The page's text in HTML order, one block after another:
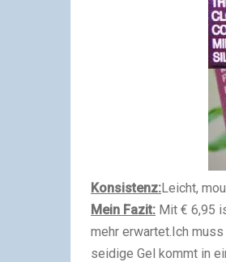
Konsistenz:Leicht,
Mein Fazit: Mit € 6,95
mehr erwartet.Ich
seidige Gel kommt in